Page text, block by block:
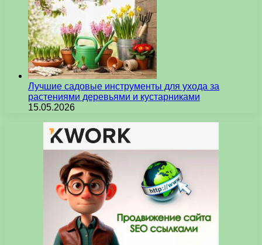
Лучшие садовые инструменты для ухода за
растениями деревьями и кустарниками
15.05.2026